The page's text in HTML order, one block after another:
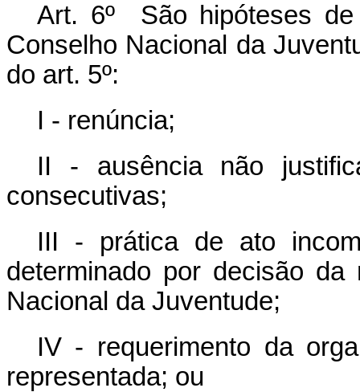
Art. 6º São hipóteses
Conselho Nacional da
do art. 5º:
I - renúncia;
II - ausência não
consecutivas;
III - prática de ato
determinado por decisão
Nacional da Juventude;
IV - requerimento da
representada; ou